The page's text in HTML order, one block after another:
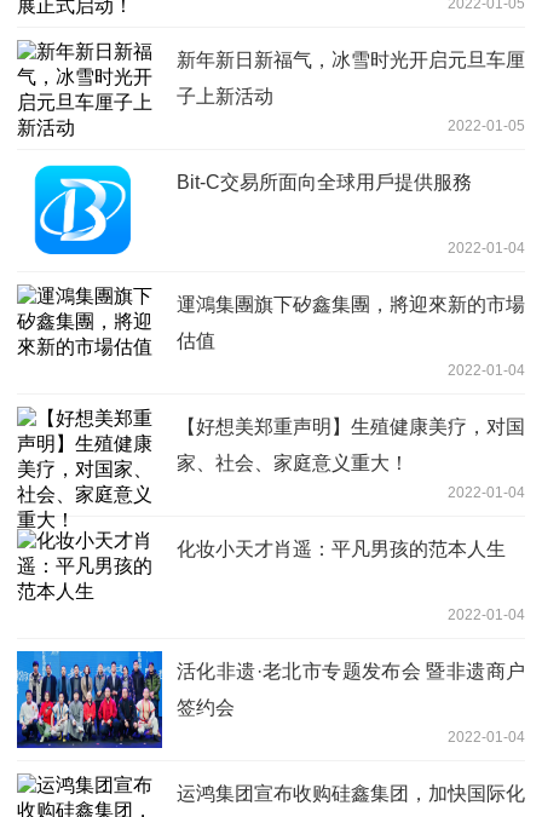
新年新日新福气，冰雪时光开启元旦车厘
子上新活动
2022-01-05
Bit-C交易所面向全球用戶提供服務
2022-01-04
運鴻集團旗下矽鑫集團，將迎來新的市場
估值
2022-01-04
【好想美郑重声明】生殖健康美疗，对国
家、社会、家庭意义重大！
2022-01-04
化妆小天才肖遥：平凡男孩的范本人生
2022-01-04
活化非遗·老北市专题发布会 暨非遗商户
签约会
2022-01-04
运鸿集团宣布收购硅鑫集团，加快国际化